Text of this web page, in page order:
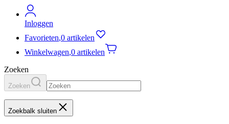
Inloggen
Favorieten,0 artikelen
Winkelwagen,0 artikelen
Zoeken
Zoeken
Zoekbalk sluiten